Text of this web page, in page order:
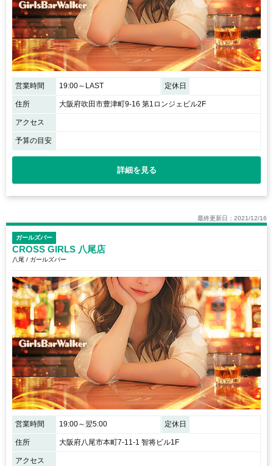
営業時間 19:00～LAST 定休日
住所 大阪府吹田市豊津町9-16 第1ロンジェビル2F
アクセス
予算の目安
詳細を見る
最終更新日：2021/12/16
ガールズバー
CROSS GIRLS 八尾店
八尾 / ガールズバー
営業時間 19:00～翌5:00 定休日
住所 大阪府八尾市本町7-11-1 智将ビル1F
アクセス